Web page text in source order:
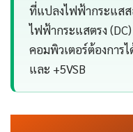
ที่แปลงไฟฟ้ากระแส
ไฟฟ้ากระแสตรง
คอมพิวเตอร์ต้องการไ
และ +5VSB